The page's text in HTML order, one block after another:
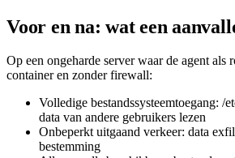
Voor en na: wat een
Op een ongeharde server waar de agent als
container en zonder firewall:
Volledige bestandssysteemtoegang: /
data van andere gebruikers lezen
Onbeperkt uitgaand verkeer: data
bestemming